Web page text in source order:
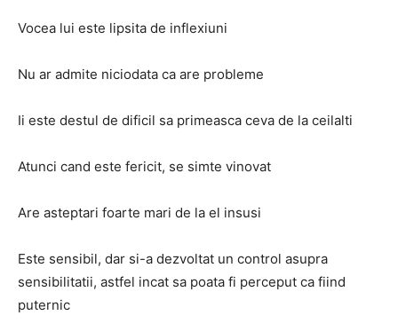
Vocea lui este lipsita de inflexiuni
Nu ar admite niciodata ca are probleme
Ii este destul de dificil sa primeasca ceva de la ceilalti
Atunci cand este fericit, se simte vinovat
Are asteptari foarte mari de la el insusi
Este sensibil, dar si-a dezvoltat un control asupra
sensibilitatii, astfel incat sa poata fi perceput ca fiind
puternic